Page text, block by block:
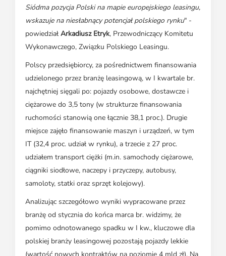
Siódma pozycja Polski na mapie europejskiego leasingu,
wskazuje na niesłabnący potencjał polskiego rynku" -
powiedział Arkadiusz Etryk, Przewodniczący Komitetu
Wykonawczego, Związku Polskiego Leasingu.
Polscy przedsiębiorcy, za pośrednictwem finansowania
udzielonego przez branżę leasingową, w I kwartale br.
najchętniej sięgali po: pojazdy osobowe, dostawcze i
ciężarowe do 3,5 tony (w strukturze finansowania
ruchomości stanowią one łącznie 38,1 proc.). Drugie
miejsce zajęło finansowanie maszyn i urządzeń, w tym
IT (32,4 proc. udział w rynku), a trzecie z 27 proc.
udziałem transport ciężki (m.in. samochody ciężarowe,
ciągniki siodłowe, naczepy i przyczepy, autobusy,
samoloty, statki oraz sprzęt kolejowy).
Analizując szczegółowo wyniki wypracowane przez
branżę od stycznia do końca marca br. widzimy, że
pomimo odnotowanego spadku w I kw., kluczowe dla
polskiej branży leasingowej pozostają pojazdy lekkie